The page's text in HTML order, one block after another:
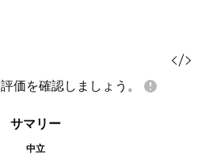
価を確認しましょう。
サマリー
中立